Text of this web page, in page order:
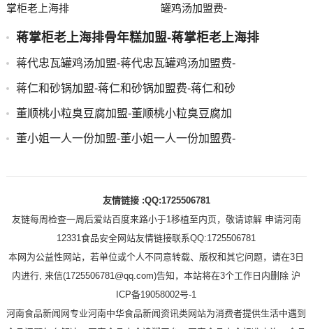
掌柜老上海排
罐鸡汤加盟费-
蒋掌柜老上海排骨年糕加盟-蒋掌柜老上海排
蒋代忠瓦罐鸡汤加盟-蒋代忠瓦罐鸡汤加盟费-
蒋仁和砂锅加盟-蒋仁和砂锅加盟费-蒋仁和砂
董顺桃小粒臭豆腐加盟-董顺桃小粒臭豆腐加
董小姐一人一份加盟-董小姐一人一份加盟费-
友情链接 :QQ:1725506781
友链每周检查一周后爱站百度来路小于1移植至内页，敬请谅解 申请河南
12331食品安全网站友情链接联系QQ:1725506781
本网为公益性网站，若单位或个人不同意转载、版权和其它问题，请在3日
内进行, 来信(1725506781@qq.com)告知，本站将在3个工作日内删除 沪
ICP备19058002号-1
河南食品新闻网专业河南中华食品新闻资讯类网站为消费者提供生活中遇到